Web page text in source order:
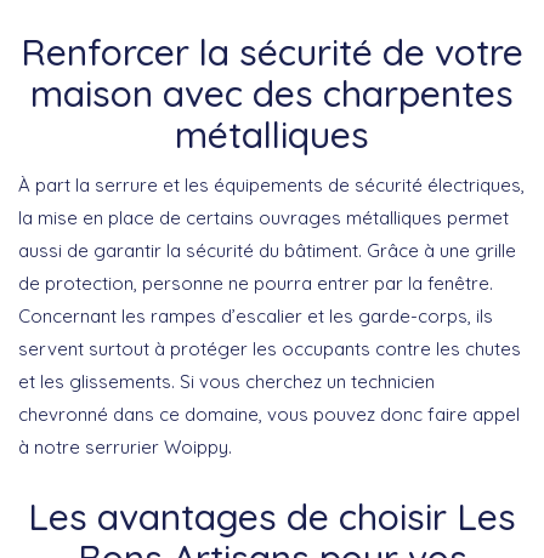
Renforcer la sécurité de votre
maison avec des charpentes
métalliques
À part la serrure et les équipements de sécurité électriques,
la mise en place de certains ouvrages métalliques permet
aussi de garantir la sécurité du bâtiment. Grâce à une grille
de protection, personne ne pourra entrer par la fenêtre.
Concernant les rampes d’escalier et les garde-corps, ils
servent surtout à protéger les occupants contre les chutes
et les glissements. Si vous cherchez un technicien
chevronné dans ce domaine, vous pouvez donc faire appel
à notre serrurier Woippy.
Les avantages de choisir Les